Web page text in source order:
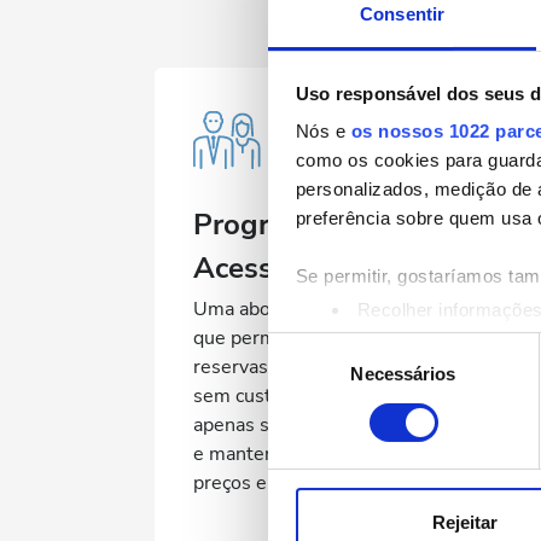
Consentir
Uso responsável dos seus
Nós e os nossos 1022
como os cookies para
personalizados, medição
preferência sobre quem
Se permitir, gostaríamos
Recolher
Identificar o seu
Saiba mais sobre como os
Pode alterar ou retirar o
tráfego. Também
publicidade e de análise,
Seleção
consentimento
Necessários
Rejeitar
Programa Global de
Acesso de Pacientes
Uma abordagem flexível e sem risco
que permite às clínicas receber
reservas de pacientes internacionais
sem custos iniciais, pagando comissão
apenas sobre tratamentos concluídos
e mantendo controle total sobre
preços e estruturas de reembolso.